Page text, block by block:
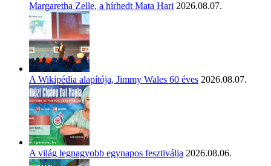
Margaretha Zelle, a hírhedt Mata Hari 2026.08.07.
A Wikipédia alapítója, Jimmy Wales 60 éves 2026.08.07.
A világ legnagyobb egynapos fesztiválja 2026.08.06.